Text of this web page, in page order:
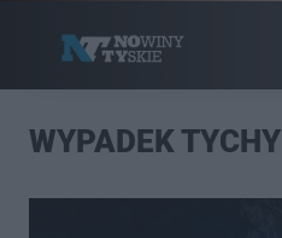
WYPADEK TYCHY